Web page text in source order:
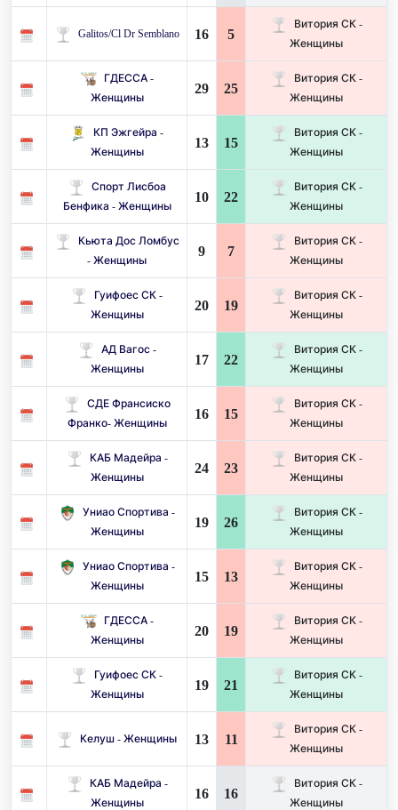
Galitos/Cl Dr Semblano 16 5
Витория СК -
Женщины
ГДЕССА -
Женщины
29 25
Витория СК -
Женщины
КП Эжгейра -
Женщины
13 15
Витория СК -
Женщины
Спорт Лисбоа
Бенфика - Женщины
10 22
Витория СК -
Женщины
Кьюта Дос Ломбус
- Женщины
9 7
Витория СК -
Женщины
Гуифоес СК -
Женщины
20 19
Витория СК -
Женщины
АД Вагос -
Женщины
17 22
Витория СК -
Женщины
СДЕ Франсиско
Франко- Женщины
16 15
Витория СК -
Женщины
КАБ Мадейра -
Женщины
24 23
Витория СК -
Женщины
Униао Спортива -
Женщины
19 26
Витория СК -
Женщины
Униао Спортива -
Женщины
15 13
Витория СК -
Женщины
ГДЕССА -
Женщины
20 19
Витория СК -
Женщины
Гуифоес СК -
Женщины
19 21
Витория СК -
Женщины
Келуш - Женщины 13 11
Витория СК -
Женщины
КАБ Мадейра -
Женщины
16 16
Витория СК -
Женщины